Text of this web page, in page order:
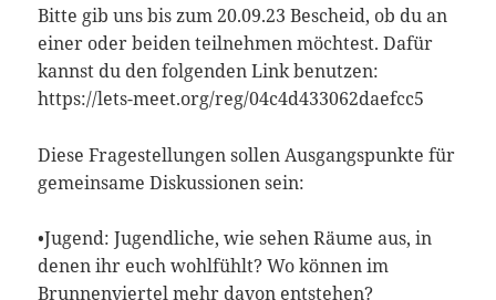
Bitte gib uns bis zum 20.09.23 Bescheid, ob du an
einer oder beiden teilnehmen möchtest. Dafür
kannst du den folgenden Link benutzen:
https://lets-meet.org/reg/04c4d433062daefcc5
Diese Fragestellungen sollen Ausgangspunkte für
gemeinsame Diskussionen sein:
•Jugend: Jugendliche, wie sehen Räume aus, in
denen ihr euch wohlfühlt? Wo können im
Brunnenviertel mehr davon entstehen?